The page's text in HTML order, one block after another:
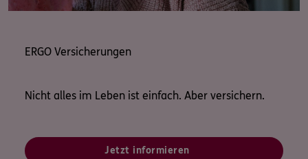
ERGO Versicherungen
Nicht alles im Leben ist einfach. Aber versichern.
Jetzt informieren